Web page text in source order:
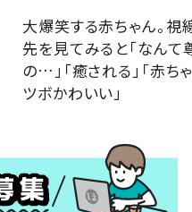
大爆笑する赤ちゃん。視
先を見てみると「なんて
の…」「癒される」「赤ち
ツボかわいい」